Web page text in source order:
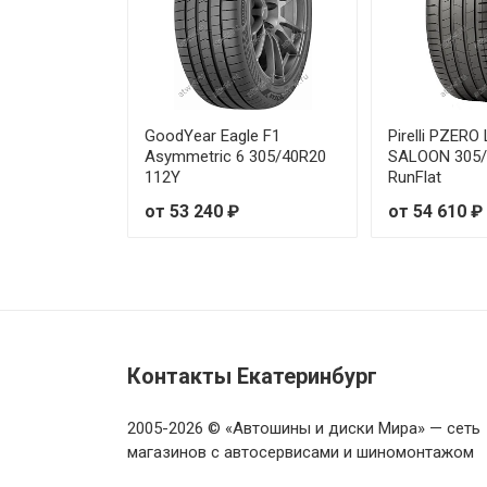
Prinx XNEX SPORT EV 235/
Prinx XNEX SPORT EV 235/
Prinx XNEX SPORT EV 235/
Prinx XNEX SPORT EV 235/
Prinx XNEX SPORT EV 235/
GoodYear Eagle F1
Asymmetric 6 305/40R20
112Y
от 53 240 ₽
Pirelli PZERO
SALOON
RunFlat
от 54 610 ₽
Контакты Екатеринбург
2005-2026 © «Автошины и диски Мира» — сеть
магазинов с автосервисами и шиномонтажом